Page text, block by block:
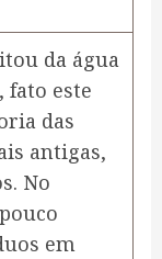
da água
fato este
das
antigas,
No
em